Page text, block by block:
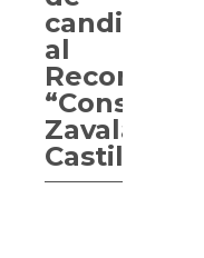
candidatas
al
“Consuelo
Zavala
Castillo”